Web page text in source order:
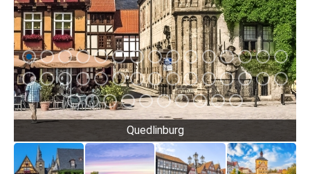
Quedlinburg